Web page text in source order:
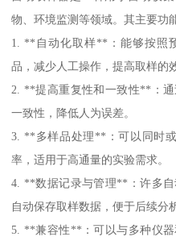
物、环境监测等领域。其主要功
1. **自动化取样**：能够按照
品，减少人工操作，提高取样的
2. **提高重复性和一致性**：
一致性，降低人为误差。
3. **多样品处理**：可以同时
率，适用于高通量的实验需求。
4. **数据记录与管理**：许多
自动保存取样数据，便于后续分
5. **兼容性**：可以与多种仪